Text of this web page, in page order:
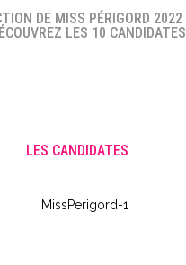
DE MISS PÉRIGORD 2022
LES 10 CANDIDATES
LES CANDIDATES